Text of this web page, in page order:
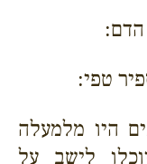
הדם:
טפי:
היו מלמעלה
לישב על